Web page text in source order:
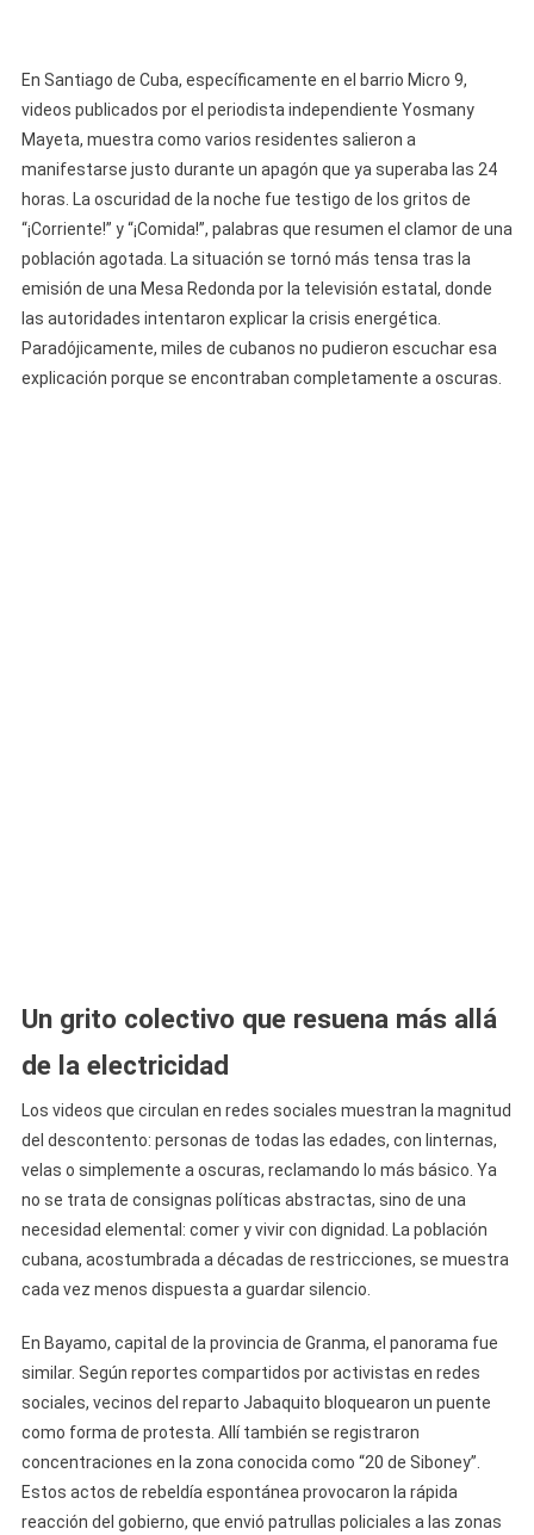
En Santiago de Cuba, específicamente en el barrio Micro 9,
videos publicados por el periodista independiente Yosmany
Mayeta, muestra como varios residentes salieron a
manifestarse justo durante un apagón que ya superaba las 24
horas. La oscuridad de la noche fue testigo de los gritos de
“¡Corriente!” y “¡Comida!”, palabras que resumen el clamor de una
población agotada. La situación se tornó más tensa tras la
emisión de una Mesa Redonda por la televisión estatal, donde
las autoridades intentaron explicar la crisis energética.
Paradójicamente, miles de cubanos no pudieron escuchar esa
explicación porque se encontraban completamente a oscuras.
Un grito colectivo que resuena más allá
de la electricidad
Los videos que circulan en redes sociales muestran la magnitud
del descontento: personas de todas las edades, con linternas,
velas o simplemente a oscuras, reclamando lo más básico. Ya
no se trata de consignas políticas abstractas, sino de una
necesidad elemental: comer y vivir con dignidad. La población
cubana, acostumbrada a décadas de restricciones, se muestra
cada vez menos dispuesta a guardar silencio.
En Bayamo, capital de la provincia de Granma, el panorama fue
similar. Según reportes compartidos por activistas en redes
sociales, vecinos del reparto Jabaquito bloquearon un puente
como forma de protesta. Allí también se registraron
concentraciones en la zona conocida como “20 de Siboney”.
Estos actos de rebeldía espontánea provocaron la rápida
reacción del gobierno, que envió patrullas policiales a las zonas